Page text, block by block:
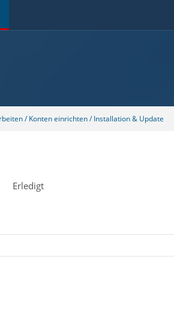
/ Konten einrichten / Installation & Update
Erledigt